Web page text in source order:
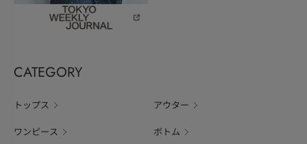
CATEGORY
トップス アウター
ワンピース ボトム